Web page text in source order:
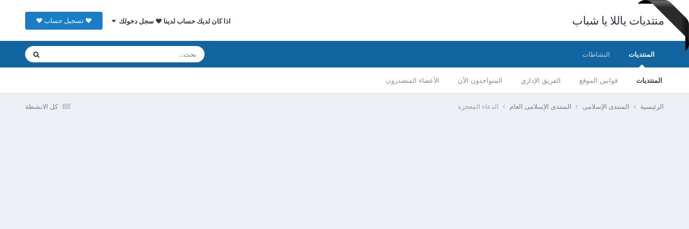
منتديات ياللا يا شباب اذا كان لديك حساب لدينا ♥ سجل دخولك ♥ تسجيل حساب ♥
المنتديات
المنتديات قوانين الموقع الفريق الإداري المتواجدون الآن الأعضاء المتصدرون
النشاطات
كل الانشطة الرئيسية المنتدى الإسلامى المنتدى الإسلامى العام الدعاء المعجزه